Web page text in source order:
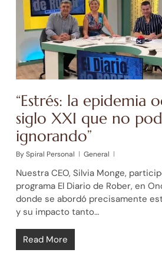
“Estrés: la epidemia
siglo XXI que no
ignorando”
BySpiral Personal General
Nuestra CEO, Silvia Monge,
programa El Diario de Rober, en
donde se abordó precisamente
y su impacto tanto…
Read More